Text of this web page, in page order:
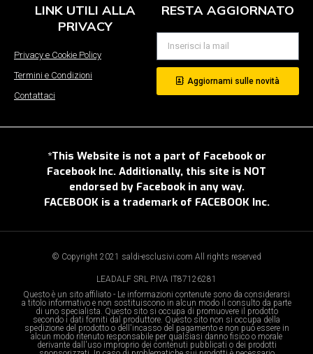
LINK UTILI ALLA
PRIVACY
Privacy e Cookie Policy
Termini e Condizioni
Contattaci
RESTA AGGIORNATO
Aggiornami sulle novità
*This Website is not a part of Facebook or
Facebook Inc. Additionally, this site is NOT
endorsed by Facebook in any way.
FACEBOOK is a trademark of FACEBOOK Inc.
© Copyright 2021 saldi-esclusivi.com All rights reserved
LEADALF SRL P.IVA IT87126281
Questo è un sito affiliato - Le informazioni contenute sono da considerarsi
a titolo informativo e non sostituiscono in alcun modo il consulto da parte
di uno specialista. Questo sito si occupa di promuovere il prodotto
secondo i dati forniti dal produttore. Questo sito non si occupa della
spedizione del prodotto o dell'incasso del pagamento e non può essere in
alcun modo ritenuto responsabile per qualsiasi danno fisico o morale
derivante dall'uso improprio dei contenuti pubblicati o dei prodotti